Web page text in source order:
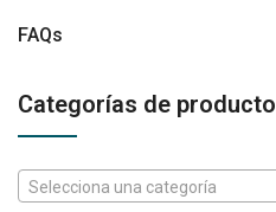
FAQs
Categorías de producto
Selecciona una categoría